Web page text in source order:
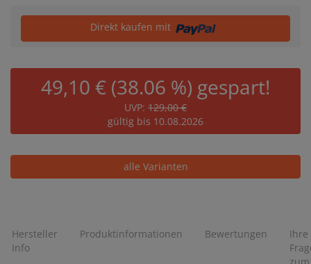
Direkt kaufen mit
49,10 € (38.06 %) gespart!
UVP: 129,00 €
gültig bis 10.08.2026
alle Varianten
Hersteller
Info
Produktinformationen Bewertungen
Ihre